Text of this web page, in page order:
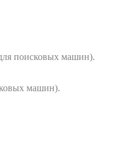
поисковых машин).
машин).